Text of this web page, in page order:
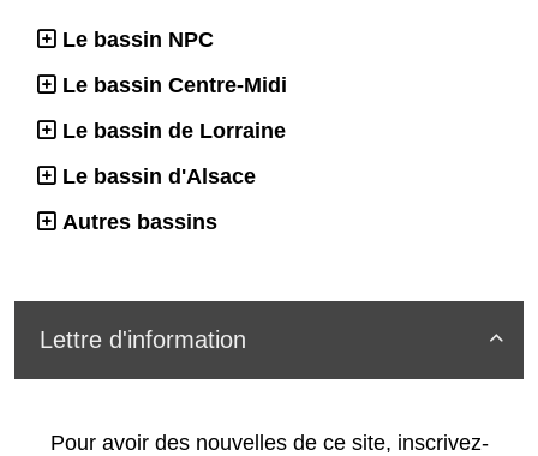
Le bassin NPC
Le bassin Centre-Midi
Le bassin de Lorraine
Le bassin d'Alsace
Autres bassins

Lettre d'information
Pour avoir des nouvelles de ce site, inscrivez-